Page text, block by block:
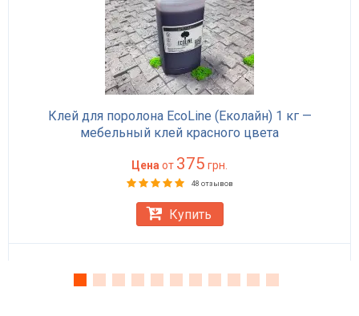
Клей для поролона EcoLine (Еколайн) 1 кг —
мебельный клей красного цвета
Цена от 375 грн.
48 отзывов
Купить